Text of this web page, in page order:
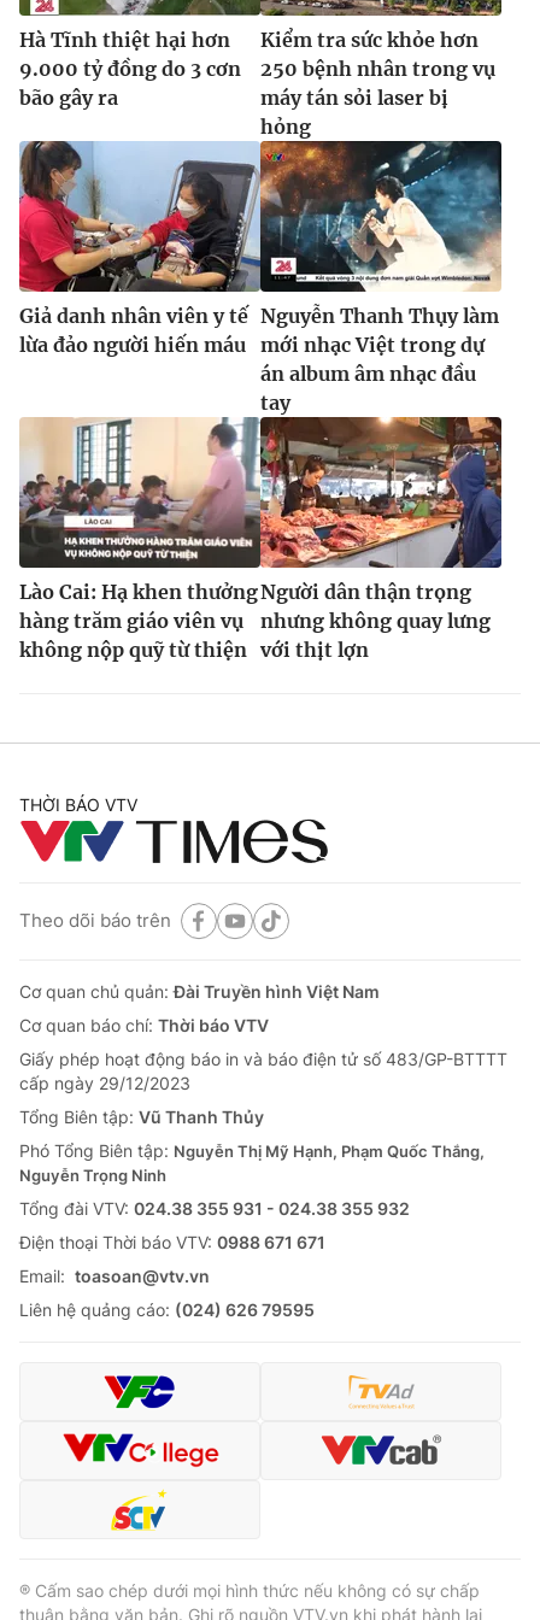
Ðiện thoại Thời báo VTV:024.66 897 897
Email:toasoan@vtv.vn
Liên hệ quảng cáo:024-7300.7108
® Cấm sao chép dưới mọi hình thức nếu không có sự chấp
thuận bằng văn bản. Ghi rõ nguồn VTV.vn khi phát hành lại
thông tin từ website này.
Hà Tĩnh thiệt hại hơn
9.000 tỷ đồng do 3 cơn
bão gây ra
Kiểm tra sức khỏe hơn
250 bệnh nhân trong vụ
máy tán sỏi laser bị
hỏng
Giả danh nhân viên y tế
lừa đảo người hiến máu
Nguyễn Thanh Thụy làm
mới nhạc Việt trong dự
án album âm nhạc đầu
tay
Lào Cai: Hạ khen thưởng
hàng trăm giáo viên vụ
không nộp quỹ từ thiện
Người dân thận trọng
nhưng không quay lưng
với thịt lợn
THỜI BÁO VTV
Theo dõi báo trên
Cơ quan chủ quản:Đài Truyền hình Việt Nam
Cơ quan báo chí: Thời báo VTV
Giấy phép hoạt động báo in và báo điện tử số 483/GP-BTTTT
cấp ngày 29/12/2023
Tổng Biên tập: Vũ Thanh Thủy
Phó Tổng Biên tập: Nguyễn Thị Mỹ Hạnh, Phạm Quốc Thắng,
Nguyễn Trọng Ninh
Tổng đài VTV: 024.38 355 931 - 024.38 355 932
Ðiện thoại Thời báo VTV: 0988 671 671
Email: toasoan@vtv.vn
Liên hệ quảng cáo: (024) 626 79595
® Cấm sao chép dưới mọi hình thức nếu không có sự chấp
thuận bằng văn bản. Ghi rõ nguồn VTV.vn khi phát hành lại